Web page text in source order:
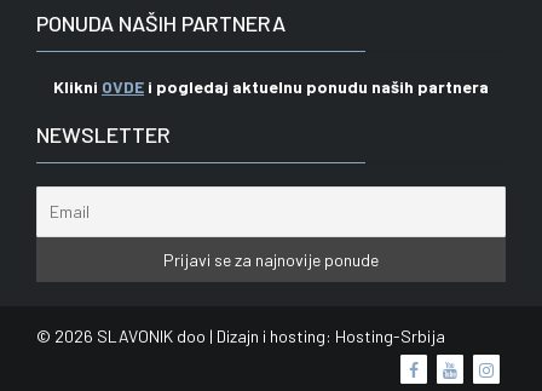
PONUDA NAŠIH PARTNERA
Klikni OVDE i pogledaj aktuelnu ponudu naših partnera
NEWSLETTER
© 2026 SLAVONIK doo | Dizajn i hosting: Hosting-Srbija